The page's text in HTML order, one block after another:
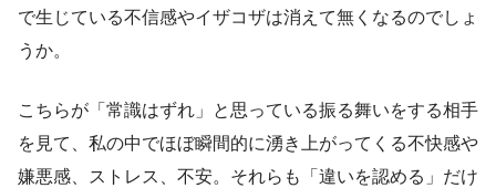
で生じている不信感やイザコザは消えて無くなるのでしょ
うか。
こちらが「常識はずれ」と思っている振る舞いをする相手
を見て、私の中でほぼ瞬間的に湧き上がってくる不快感や
嫌悪感、ストレス、不安。それらも「違いを認める」だけ